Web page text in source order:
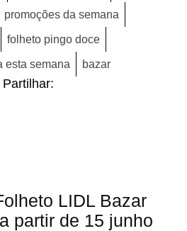
promoções da semana
folheto pingo doce
esta semana bazar
Partilhar:
LIDL Bazar
partir de 15 junho